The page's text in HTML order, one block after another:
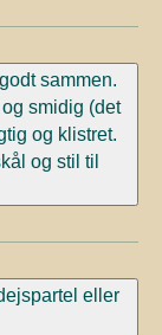
sammen.
smidig (det
og klistret.
og stil til
eller